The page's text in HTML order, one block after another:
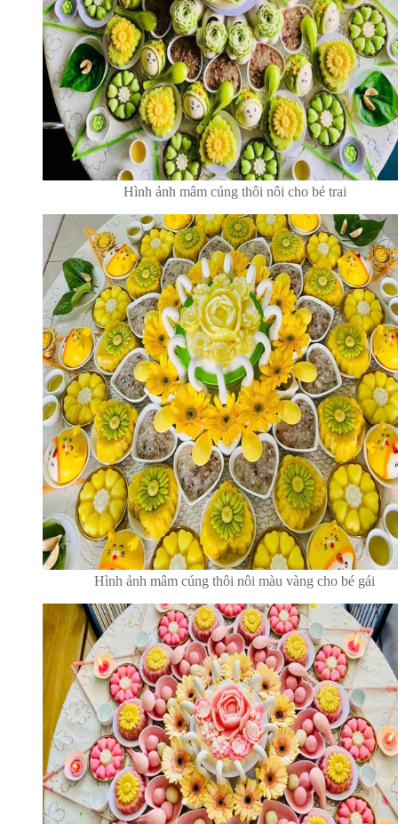
Hình ảnh mâm cúng thôi nôi cho bé trai
Hình ảnh mâm cúng thôi nôi màu vàng cho bé gái